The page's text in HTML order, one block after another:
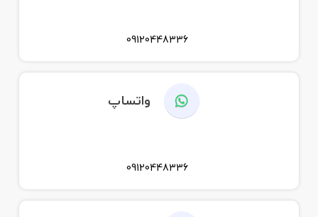
09120448336
واتساپ
09120448336